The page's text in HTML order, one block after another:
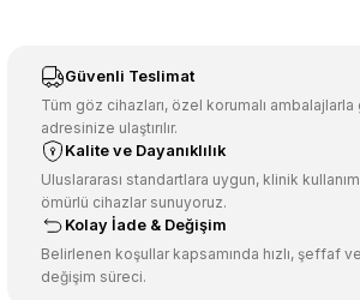
Ürün resmi kalitesiz, bozuk veya
Ürün açıklamasında eksik bilgiler bulunuyor.
Ürün bilgilerinde hatalar bulunuyor.
Ürün fiyatı diğer sitelerden daha pahalı.
Bu ürüne benzer farklı alternatifler olmalı.
Güvenli Teslimat
Tüm göz cihazları, özel korumalı
adresinize ulaştırılır.
Kalite ve Dayanıklılık
Uluslararası standartlara uygun, klinik
ömürlü cihazlar sunuyoruz.
Kolay İade & Değişim
Belirlenen koşullar kapsamında hızlı, şeffaf
değişim süreci.